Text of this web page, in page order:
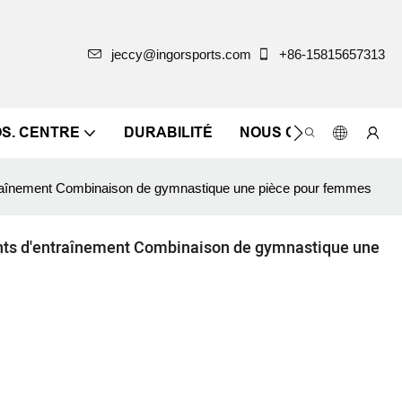
jeccy@ingorsports.com +86-15815657313
CENTRE DURABILITÉ NOUS CONTACTER
Combinaison de gymnastique une pièce pour femmes
d'entraînement Combinaison de gymnastique une